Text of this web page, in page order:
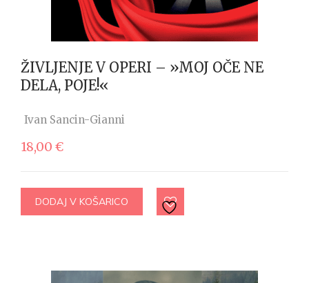
ŽIVLJENJE V OPERI – »MOJ OČE NE
DELA, POJE!«
Ivan Sancin-Gianni
18,00 €
DODAJ V KOŠARICO